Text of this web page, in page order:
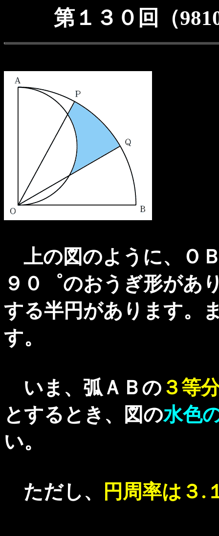
第１３０回（
上の図のように、Ｏ
９０゜のおうぎ形があ
する半円があります。
す。
いま、弧ＡＢの ３等
とするとき、図の水色
い。
ただし、 円周率は３.